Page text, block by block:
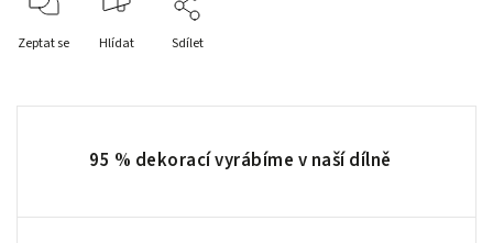
Zeptat se Hlídat Sdílet
95 % dekorací vyrábíme v naší dílně